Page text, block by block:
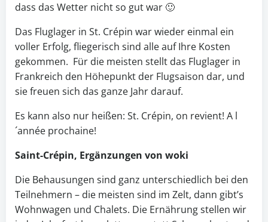
dass das Wetter nicht so gut war 🙂
Das Fluglager in St. Crépin war wieder einmal ein
voller Erfolg, fliegerisch sind alle auf Ihre Kosten
gekommen. Für die meisten stellt das Fluglager in
Frankreich den Höhepunkt der Flugsaison dar, und
sie freuen sich das ganze Jahr darauf.
Es kann also nur heißen: St. Crépin, on revient! A l
´année prochaine!
Saint-Crépin, Ergänzungen von woki
Die Behausungen sind ganz unterschiedlich bei den
Teilnehmern – die meisten sind im Zelt, dann gibt’s
Wohnwagen und Chalets. Die Ernährung stellen wir